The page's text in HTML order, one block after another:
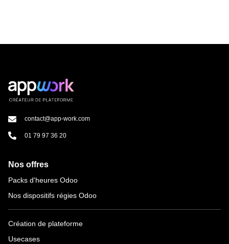
contact@app-work.com
01 79 97 36 20
Nos offres
Packs d'heures Odoo
Nos dispositifs régies Odoo
Création de plateforme
Usecases